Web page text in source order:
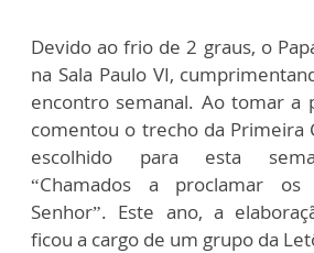
Devido ao frio de 2 graus, o
na Sala Paulo VI,
encontro semanal. Ao tomar a
comentou o trecho da Primeira
escolhido para esta
“Chamados a proclamar
Senhor”. Este ano, a
ficou a cargo de um grupo da